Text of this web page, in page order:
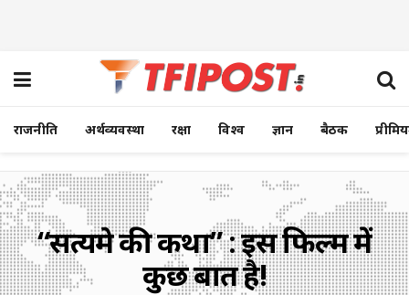
राजनीति अर्थव्यवस्था रक्षा विश्व ज्ञान बैठक
“सत्यप्रेम की कथा” : इस फिल्म में
कुछ बात है!